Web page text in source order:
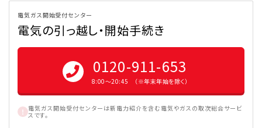
電気ガス開始受付センター
電気の引っ越し・開始手続き
0120-911-653
8:00〜20:45 （※年末年始を除く）
電気ガス開始受付センターは新電力紹介を含む電気やガスの取次総合サービ
スです。